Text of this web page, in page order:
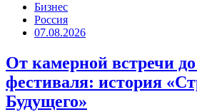
Бизнес
Россия
07.08.2026
От камерной встречи до
фестиваля: история
Будущего»